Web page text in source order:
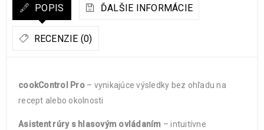
POPIS ĎALŠIE INFORMÁCIE
RECENZIE (0)
cookControl Pro– vynikajúce výsledky bez ohľadu na
recept alebo okolnosti
Asistent rúry s hlasovým ovládaním – intuitívne